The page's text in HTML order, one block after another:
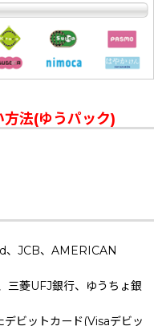
法(ゆうパック)
、JCB、AMERICAN
三菱UFJ銀行、ゆうちょ銀
デビットカード(Visaデビッ